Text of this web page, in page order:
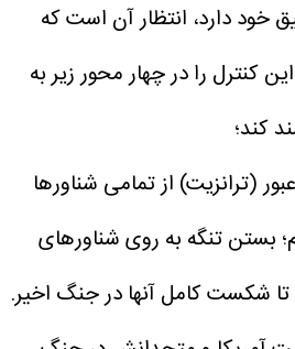
خود دارد، انتظار آن است که
کنترل را در چهار محور زیر به
کند؛
(ترانزیت) از تمامی شناورها
بستن تنگه به روی شناورهای
شکست کامل آنها در جنگ اخیر.